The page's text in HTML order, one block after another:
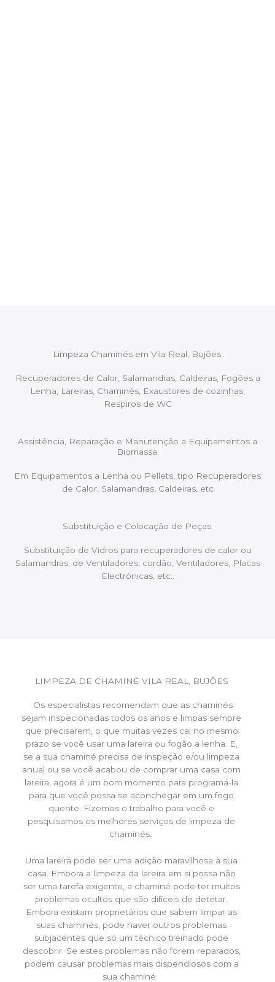
Limpeza Chaminés em Vila Real, Bujões:
Recuperadores de Calor, Salamandras, Caldeiras, Fogões a
Lenha, Lareiras, Chaminés, Exaustores de cozinhas,
Respiros de WC
Assistência, Reparação e Manutenção a Equipamentos a
Biomassa:
Em Equipamentos a Lenha ou Pellets, tipo Recuperadores
de Calor, Salamandras, Caldeiras, etc
Substituição e Colocação de Peças:
Substituição de Vidros para recuperadores de calor ou
Salamandras, de Ventiladores, cordão, Ventiladores, Placas
Electrónicas, etc..
LIMPEZA DE CHAMINÉ VILA REAL, BUJÕES
Os especialistas recomendam que as chaminés
sejam inspecionadas todos os anos e limpas sempre
que precisarem, o que muitas vezes cai no mesmo
prazo se você usar uma lareira ou fogão a lenha. E,
se a sua chaminé precisa de inspeção e/ou limpeza
anual ou se você acabou de comprar uma casa com
lareira, agora é um bom momento para programá-la
para que você possa se aconchegar em um fogo
quente. Fizemos o trabalho para você e
pesquisamos os melhores serviços de limpeza de
chaminés.
Uma lareira pode ser uma adição maravilhosa à sua
casa. Embora a limpeza da lareira em si possa não
ser uma tarefa exigente, a chaminé pode ter muitos
problemas ocultos que são difíceis de detetar.
Embora existam proprietários que sabem limpar as
suas chaminés, pode haver outros problemas
subjacentes que só um técnico treinado pode
descobrir. Se estes problemas não forem reparados,
podem causar problemas mais dispendiosos com a
sua chaminé.